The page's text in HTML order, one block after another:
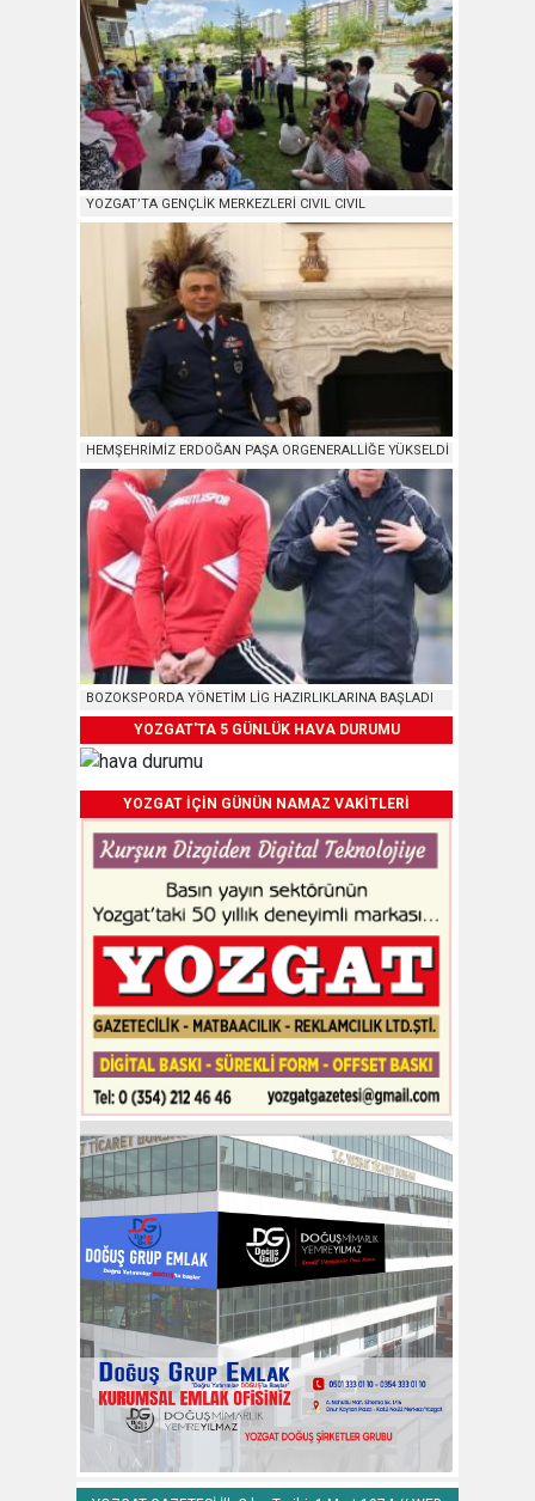
YOZGAT’TA GENÇLİK MERKEZLERİ CIVIL CIVIL
HEMŞEHRİMİZ ERDOĞAN PAŞA ORGENERALLİĞE YÜKSELDİ
BOZOKSPORDA YÖNETİM LİG HAZIRLIKLARINA BAŞLADI
YOZGAT'TA 5 GÜNLÜK HAVA DURUMU
YOZGAT İÇİN GÜNÜN NAMAZ VAKİTLERİ